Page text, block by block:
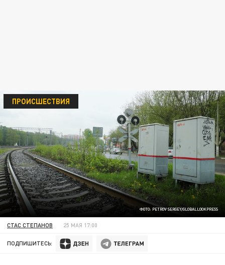
ФОТО: PETROV SERGEY/GLOBALLOOKPRESS
ПРОИСШЕСТВИЯ
СТАС СТЕПАНОВ 25 МАЯ 17:00
ПОДПИШИТЕСЬ: